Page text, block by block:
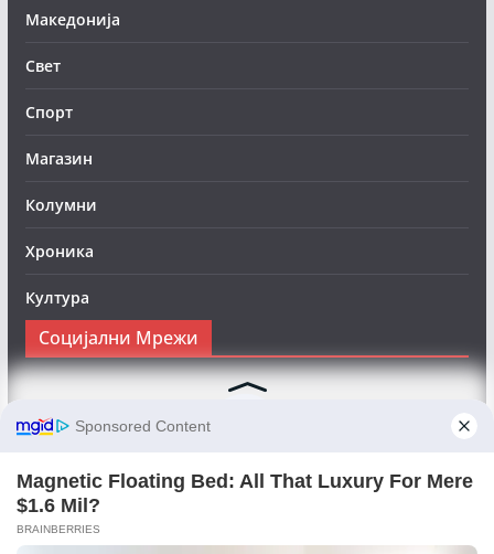
Македонија
Свет
Спорт
Магазин
Колумни
Хроника
Култура
Социјални Мрежи
Следете нè на Фејсбук за да сте во тек со најновите